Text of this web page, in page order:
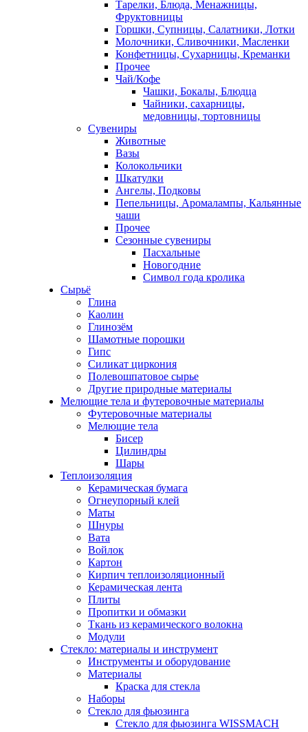
Тарелки, Блюда, Менажницы,
Фруктовницы
Горшки, Супницы, Салатники, Лотки
Молочники, Сливочники, Масленки
Конфетницы, Сухарницы, Креманки
Прочее
Чай/Кофе
Чашки, Бокалы, Блюдца
Чайники, сахарницы,
медовницы, тортовницы
Сувениры
Животные
Вазы
Колокольчики
Шкатулки
Ангелы, Подковы
Пепельницы, Аромалампы, Кальянные
чаши
Прочее
Сезонные сувениры
Пасхальные
Новогодние
Символ года кролика
Сырьё
Глина
Каолин
Глинозём
Шамотные порошки
Гипс
Силикат циркония
Полевошпатовое сырье
Другие природные материалы
Мелющие тела и футеровочные материалы
Футеровочные материалы
Мелющие тела
Бисер
Цилиндры
Шары
Теплоизоляция
Керамическая бумага
Огнеупорный клей
Маты
Шнуры
Вата
Войлок
Картон
Кирпич теплоизоляционный
Керамическая лента
Плиты
Пропитки и обмазки
Ткань из керамического волокна
Модули
Стекло: материалы и инструмент
Инструменты и оборудование
Материалы
Краска для стекла
Наборы
Стекло для фьюзинга
Стекло для фьюзинга WISSMACH